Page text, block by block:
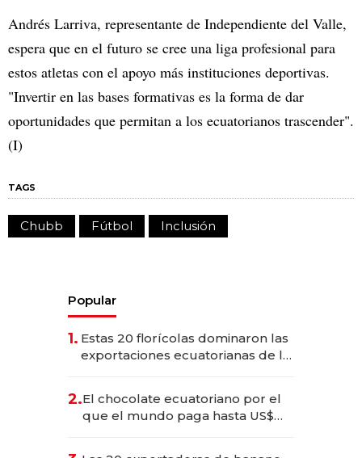
Andrés Larriva, representante de Independiente del Valle,
espera que en el futuro se cree una liga profesional para
estos atletas con el apoyo más instituciones deportivas.
"Invertir en las bases formativas es la forma de dar
oportunidades que permitan a los ecuatorianos trascender".
(I)
TAGS
Chubb Fútbol Inclusión
Popular
1. Estas 20 florícolas dominaron las
exportaciones ecuatorianas de la
2.El chocolate ecuatoriano por el
que el mundo paga hasta US$